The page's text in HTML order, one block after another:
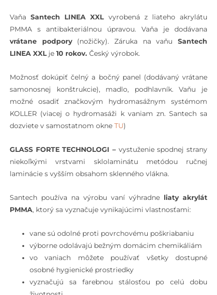
VaňaSantech LINEA XXL vyrobená z liateho akrylátu
PMMA s antibakteriálnou úpravou. Vaňa je dodávana
vrátane podpory(nožičky). Záruka na vaňuSantech
LINEA XXLje 10 rokov. Český výrobok.
Možnosť dokúpiť čelný a bočný panel (dodávaný vrátane
samonosnej konštrukcie), madlo, podhlavník. Vaňu je
možné osadiť značkovým hydromasážnym systémom
KOLLER (viacej o hydromasáži k vaniam zn. Santech sa
dozviete v samostatnom okne TU)
GLASS FORTE TECHNOLOGI – vystuženie spodnej strany
niekoľkými vrstvami sklolaminátu metódou ručnej
laminácie s vyšším obsahom sklenného vlákna.
Santech používa na výrobu vaní výhradne liaty akrylát
PMMA, ktorý sa vyznačuje vynikajúcimi vlastnosťami:
vane sú odolné proti povrchovému poškriabaniu
výborne odolávajú bežným domácim chemikáliám
vo vaniach môžete používať všetky dostupné
osobné hygienické prostriedky
vyznačujú sa farebnou stálosťou po celú dobu